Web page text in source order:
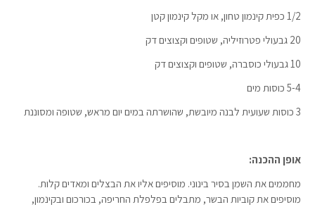
1/2 כפית קינמון טחון, או מקל קינמון קטן
20 גבעולי פטרוזיליה, שטופים וקצוצים דק
10 גבעולי כוסברה, שטופים וקצוצים דק
5-4 כוסות מים
3 כוסות שעועית לבנה מיובשת, שהושרתה במים יום מראש, שטופה ומסוננת
אופן ההכנה:
מחממים את השמן בסיר בינוני. מוסיפים אליו את הבצלים ומאדים קלות.
מוסיפים את קוביות הבשר, מתבלים בפלפלת החריפה, בכורכום ובקינמון,